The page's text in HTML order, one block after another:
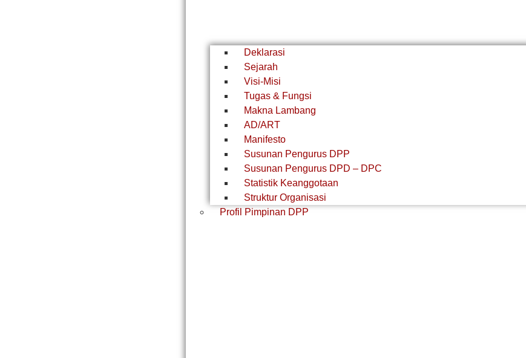
Deklarasi
Sejarah
Visi-Misi
Tugas & Fungsi
Makna Lambang
AD/ART
Manifesto
Susunan Pengurus DPP
Susunan Pengurus DPD – DPC​
Statistik Keanggotaan
Struktur Organisasi
Profil Pimpinan DPP